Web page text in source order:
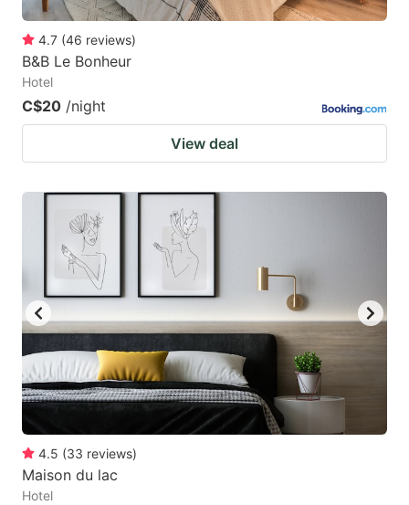
4.7 (46 reviews)
B&B Le Bonheur
Hotel
C$20 /night
View deal
4.5 (33 reviews)
Maison du lac
Hotel